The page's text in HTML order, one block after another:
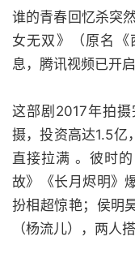
谁的青春回忆杀突
女无双》（原名
息，腾讯视频已开
这部剧2017年拍
摄，投资高达1.5亿
直接拉满 。彼时
故》《长月烬明》
扮相超惊艳；侯明
（杨流儿），两人